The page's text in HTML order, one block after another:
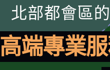
北部都會區
高端專業